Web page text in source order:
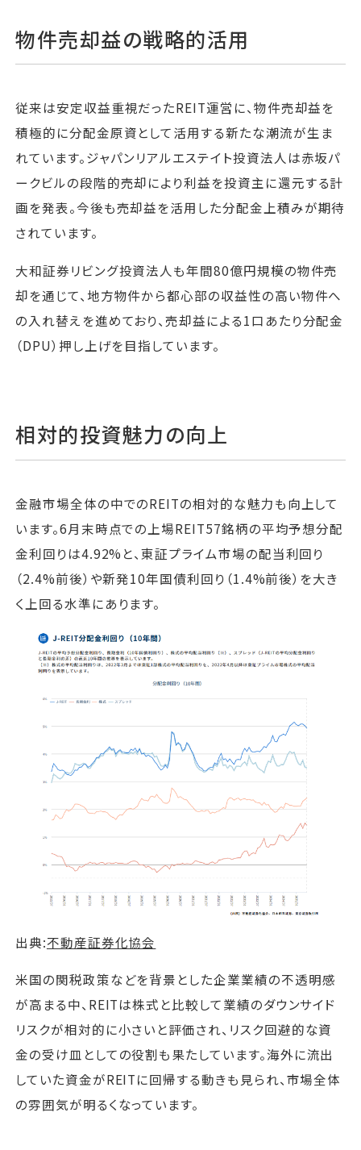
物件売却益の戦略的活用
従来は安定収益重視だったREIT運営に、物件売却益を
積極的に分配金原資として活用する新たな潮流が生ま
れています。ジャパンリアルエステイト投資法人は赤坂パ
ークビルの段階的売却により利益を投資主に還元する計
画を発表。今後も売却益を活用した分配金上積みが期待
されています。
大和証券リビング投資法人も年間80億円規模の物件売
却を通じて、地方物件から都心部の収益性の高い物件へ
の入れ替えを進めており、売却益による1口あたり分配金
（DPU）押し上げを目指しています。
相対的投資魅力の向上
金融市場全体の中でのREITの相対的な魅力も向上して
います。6月末時点での上場REIT57銘柄の平均予想分配
金利回りは4.92%と、東証プライム市場の配当利回り
（2.4%前後）や新発10年国債利回り（1.4%前後）を大き
く上回る水準にあります。
出典:不動産証券化協会
米国の関税政策などを背景とした企業業績の不透明感
が高まる中、REITは株式と比較して業績のダウンサイド
リスクが相対的に小さいと評価され、リスク回避的な資
金の受け皿としての役割も果たしています。海外に流出
していた資金がREITに回帰する動きも見られ、市場全体
の雰囲気が明るくなっています。